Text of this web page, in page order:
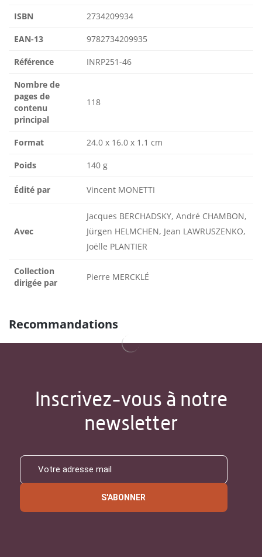
ISBN 2734209934
EAN-13 9782734209935
Référence INRP251-46
Nombre de
pages de
contenu
principal
118
Format 24.0 x 16.0 x 1.1 cm
Poids 140 g
Édité par Vincent MONETTI
Avec
Jacques BERCHADSKY, André CHAMBON,
Jürgen HELMCHEN, Jean LAWRUSZENKO,
Joëlle PLANTIER
Collection
dirigée par
Pierre MERCKLÉ
Recommandations
Inscrivez-vous à notre
newsletter
S'ABONNER